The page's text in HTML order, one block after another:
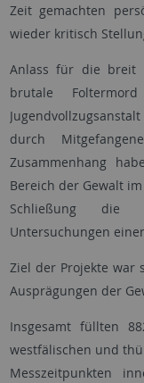
Zeit gemachten
wieder kritisch
Anlass für die breit
brutale
durch
Zusammenhang
Bereich der Gewalt
Schließung die
Untersuchungen
Ziel der Projekte war
Ausprägungen der
Insgesamt füllten
westfälischen und
Messzeitpunkten